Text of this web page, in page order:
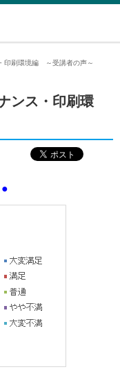
印刷環境編 ～受講者の声～
ンス・印刷環